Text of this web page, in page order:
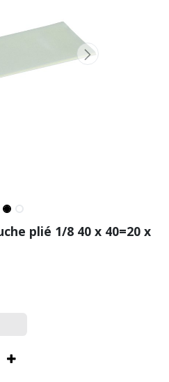
plié 1/8 40 x 40=20 x